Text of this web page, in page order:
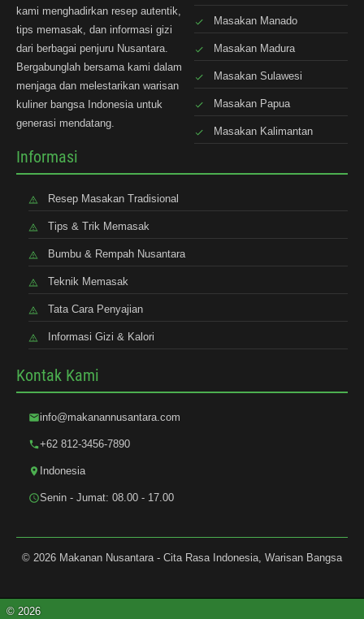
kami menghadirkan resep autentik,
tips memasak, dan informasi gizi
dari berbagai penjuru Nusantara.
Bergabunglah bersama kami dalam
menjaga dan melestarikan warisan
kuliner bangsa Indonesia untuk
generasi mendatang.
Masakan Manado
Masakan Madura
Masakan Sulawesi
Masakan Papua
Masakan Kalimantan
Informasi
Resep Masakan Tradisional
Tips & Trik Memasak
Bumbu & Rempah Nusantara
Teknik Memasak
Tata Cara Penyajian
Informasi Gizi & Kalori
Kontak Kami
info@makanannusantara.com
+62 812-3456-7890
Indonesia
Senin - Jumat: 08.00 - 17.00
© 2026 Makanan Nusantara - Cita Rasa Indonesia, Warisan Bangsa
© 2026